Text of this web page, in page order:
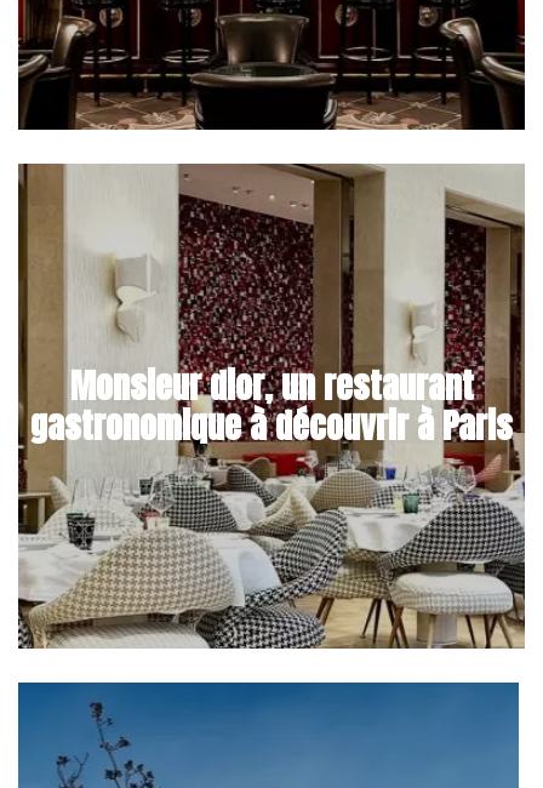
Monsieur dior, un restaurant
gastronomique à découvrir à Paris